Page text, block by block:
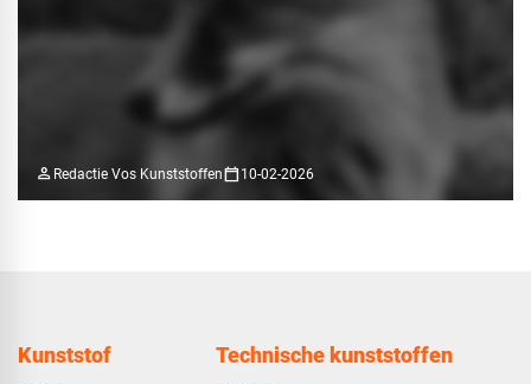
person Redactie Vos Kunststoffencalendar_today 10-02-2026
Kunststof Technische kunststoffen